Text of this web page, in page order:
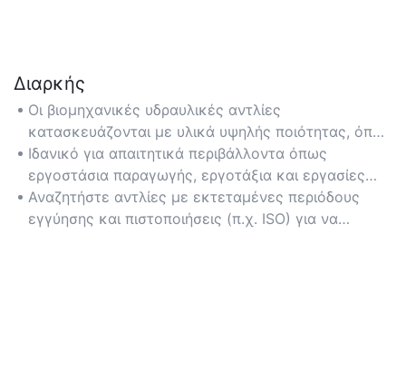
Διαρκής
Οι βιομηχανικές υδραυλικές αντλίες
κατασκευάζονται με υλικά υψηλής ποιότητας, όπως
ενισχυμένο χάλυβα και κράματα ανθεκτικά στη
διάβρωση, εξασφαλίζοντας μακροπρόθεσμη
απόδοση υπό βαριά χρήση.
Ιδανικό για απαιτητικά περιβάλλοντα όπως
εργοστάσια παραγωγής, εργοτάξια και εργασίες
βαρέων μηχανημάτων.
Αναζητήστε αντλίες με εκτεταμένες περιόδους
εγγύησης και πιστοποιήσεις (π.χ. ISO) για να